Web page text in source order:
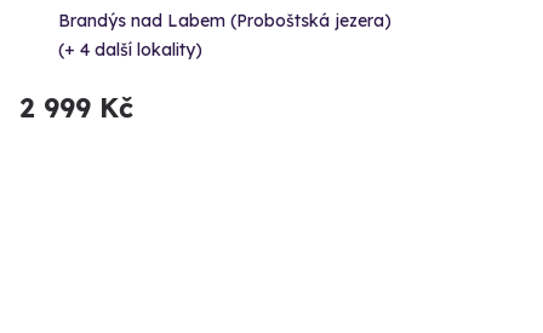
Brandýs nad Labem (Proboštská jezera)
(+ 4 další lokality)
2 999 Kč